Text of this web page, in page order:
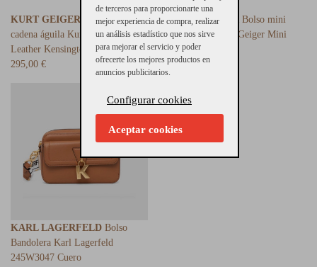
KURT GEIGER Bolso piel
cadena águila Kurt Geiger
Leather Kensington Camel
295,00 €
KURT GEIGER
Bolso mini
cadena piel Kurt Geiger Mini
Kensington
215,00 €
KARL LAGERFELD Bolso
Bandolera Karl Lagerfeld
245W3047 Cuero
de terceros para proporcionarte una
mejor experiencia de compra, realizar
un análisis estadístico que nos sirve
para mejorar el servicio y poder
ofrecerte los mejores productos en
anuncios publicitarios.
Configurar cookies
Aceptar cookies